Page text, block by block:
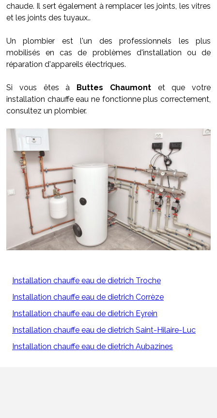
chaude. Il sert également à remplacer les joints, les vitres
et les joints des tuyaux..
Un plombier est l'un des professionnels les plus
mobilisés en cas de problèmes d'installation ou de
réparation d'appareils électriques.
Si vous êtes à Buttes Chaumontet que votre
installation chauffe eau ne fonctionne plus correctement,
consultez un plombier.
Installation chauffe eau de dietrich Troche
Installation chauffe eau de dietrich Corrèze
Installation chauffe eau de dietrich Eyrein
Installation chauffe eau de dietrich Saint-Hilaire-Luc
Installation chauffe eau de dietrich Aubazines